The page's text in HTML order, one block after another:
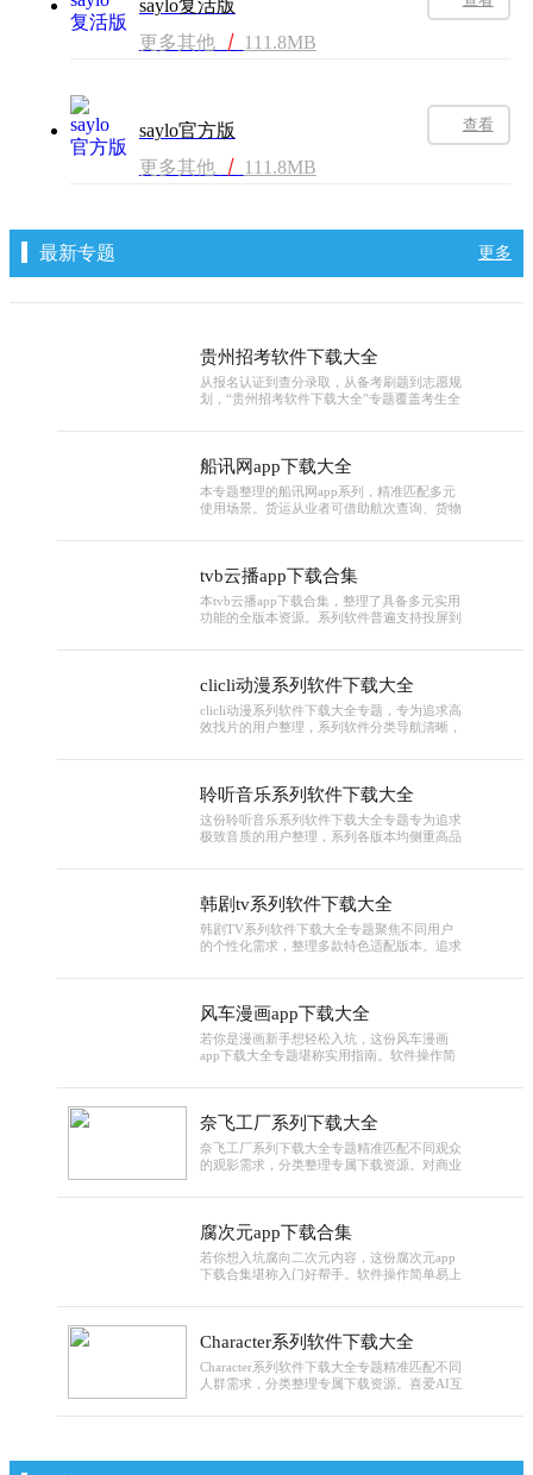
saylo复活版
更多其他
丨 111.8MB
saylo官方版
更多其他
丨 111.8MB
查看
最新专题 更多
贵州招考软件下载大全
从报名认证到查分录取，从备考刷题到志愿规
划，“贵州招考软件下载大全”专题覆盖考生全
招考”APP（需完成人脸识别认证方可登录使
询等关键操作，还有适配贵州招考政策的备考
所有软件均标注正规下载渠道和使用场景，帮
考生省去筛选麻烦，高效备战各类考试。
船讯网app下载大全
本专题整理的船讯网app系列，精准匹配多元
使用场景。货运从业者可借助航次查询、货物
港口泊位、燃油价格等信息优化调度；个人用
支持电子海图、卫星图等多底图切换，部分版
配亮点，满足移动办公、日常查询等不同需
求。
tvb云播app下载合集
本tvb云播app下载合集，整理了具备多元实用
功能的全版本资源。系列软件普遍支持投屏到
用户在无网络场景追剧，更有自定义字幕尺
高阶版本还内置智能推荐系统，能根据观影偏
无论是通勤碎片观影还是居家大屏观看，都能
找到适配版本。
clicli动漫系列软件下载大全
clicli动漫系列软件下载大全专题，专为追求高
效找片的用户整理，系列软件分类导航清晰，
行榜、全球前100动漫排行榜等多元榜单，直
点评，帮助快速判断是否符合喜好。专题标注
热门新作还是发掘小众佳作，都能精准定位目
标内容。
聆听音乐系列软件下载大全
这份聆听音乐系列软件下载大全专题专为追求
极致音质的用户整理，系列各版本均侧重高品
配内置的12种预设均衡器与自定义频段调节功
分进阶版本还支持无损音质下载与高清MV播
功能差异，无论是用专业耳机品鉴还是日常外
放聆听，都能还原细腻音质，打造沉浸式听觉
韩剧tv系列软件下载大全
韩剧TV系列软件下载大全专题聚焦不同用户
的个性化需求，整理多款特色适配版本。追求
能；注重观影便捷性的可选用支持极速投屏的
助带多语言字幕与单句跟读功能的版本，边追
亮点，方便用户按需选择。
风车漫画app下载大全
若你是漫画新手想轻松入坑，这份风车漫画
app下载大全专题堪称实用指南。软件操作简
荐算法会根据阅读偏好推送个性化书单，分类
找到心仪作品。专题不仅提供多设备下载入
示，帮助你快速完成下载安装，开启轻松追漫
之旅。
奈飞工厂系列下载大全
奈飞工厂系列下载大全专题精准匹配不同观众
的观影需求，分类整理专属下载资源。对商业
厂》解读跨国企业经营中的文化磨合；关注社
等作品了解特定群体的权益抗争；而期待人文
映作品的预约下载提醒。分类清晰的资源让不
同偏好的观众快速找到目标内容。
腐次元app下载合集
若你想入坑腐向二次元内容，这份腐次元app
下载合集堪称入门好帮手。软件操作简单易上
作品更新提醒功能确保不错过心仪连载，高清
集不仅提供多系统下载入口，还附带新手基础
能快速下载安装，轻松开启腐次元的精彩世
界。
Character系列软件下载大全
Character系列软件下载大全专题精准匹配不同
人群需求，分类整理专属下载资源。喜爱AI互
富角色库开展语言练习、模拟面试或角色扮